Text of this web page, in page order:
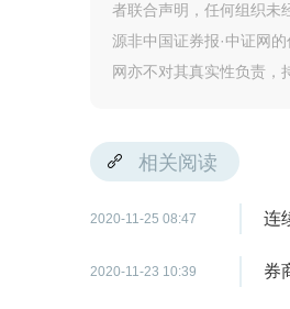
者联合声明，任何组织未
源非中国证券报·中证网
网亦不对其真实性负责，
相关阅读
2020-11-25 08:47 连
2020-11-23 10:39 券